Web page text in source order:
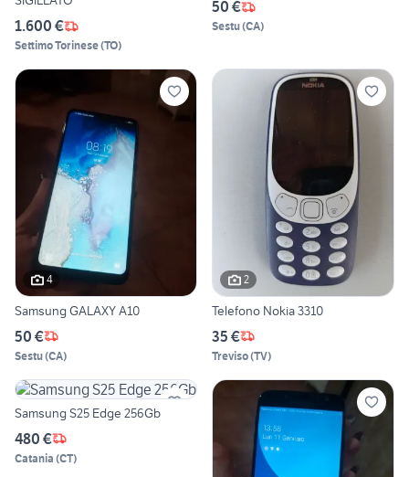
1.600 €
Settimo Torinese(TO)
50 €
Sestu(CA)
4
Samsung GALAXY A10
50 €
Sestu(CA)
2
Telefono Nokia 3310
35 €
Treviso(TV)
Samsung S25 Edge 256Gb
480 €
Catania (CT)